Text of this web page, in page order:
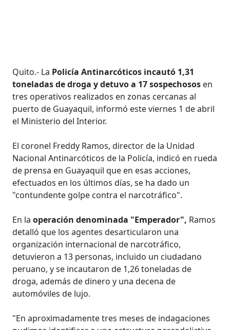
Quito.- La Policía Antinarcóticos incautó 1,31
toneladas de droga y detuvo a 17 sospechosos en
tres operativos realizados en zonas cercanas al
puerto de Guayaquil, informó este viernes 1 de abril
el Ministerio del Interior.
El coronel Freddy Ramos, director de la Unidad
Nacional Antinarcóticos de la Policía, indicó en rueda
de prensa en Guayaquil que en esas acciones,
efectuados en los últimos días, se ha dado un
"contundente golpe contra el narcotráfico".
En laoperación denominada "Emperador", Ramos
detalló que los agentes desarticularon una
organización internacional de narcotráfico,
detuvieron a 13 personas, incluido un ciudadano
peruano, y se incautaron de 1,26 toneladas de
droga, además de dinero y una decena de
automóviles de lujo.
"En aproximadamente tres meses de indagaciones